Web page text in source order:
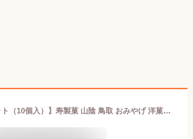
【大山ミルクガレット（10個入）】寿製菓 山陰 鳥取 おみやげ 洋菓子 ギフト 焼菓子 大山 ミルク ガレット 10個入 取り寄せ